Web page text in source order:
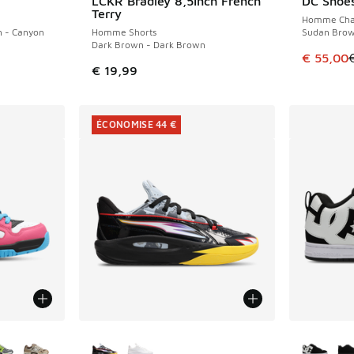
- Canyon
Terry
Homme Shorts
Dark Brown - Dark Brown
€ 19,99
Homme
Sudan
Cet
€ 55,00
ÉCONOMISE 44 €